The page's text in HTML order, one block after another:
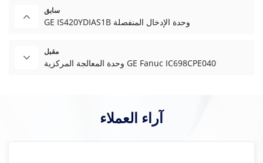
سابق
GE IS420YDIAS1B وحدة الإدخال المنفصلة
مقبل
وحدة المعالجة المركزية GE Fanuc IC698CPE040
آراء العملاء